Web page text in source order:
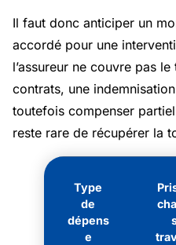
Il faut donc anticiper un
accordé pour une
l’assureur ne couvre pas
contrats, une
toutefois compenser
reste rare de récupérer la
Type
de
dépens
e